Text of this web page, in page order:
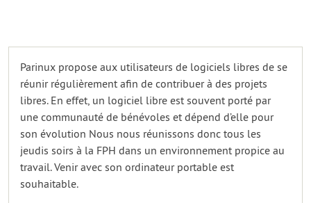
Parinux propose aux utilisateurs de logiciels libres de se
réunir régulièrement afin de contribuer à des projets
libres. En effet, un logiciel libre est souvent porté par
une communauté de bénévoles et dépend d’elle pour
son évolution Nous nous réunissons donc tous les
jeudis soirs à la FPH dans un environnement propice au
travail. Venir avec son ordinateur portable est
souhaitable.